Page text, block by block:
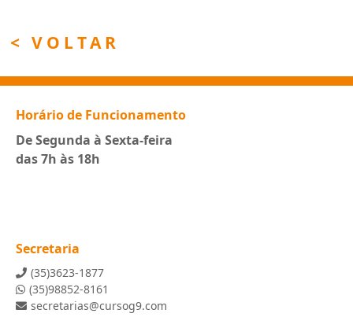
< VOLTAR
Horário de Funcionamento
De Segunda à Sexta-feira
das 7h às 18h
Secretaria
(35)3623-1877
(35)98852-8161
secretarias@cursog9.com